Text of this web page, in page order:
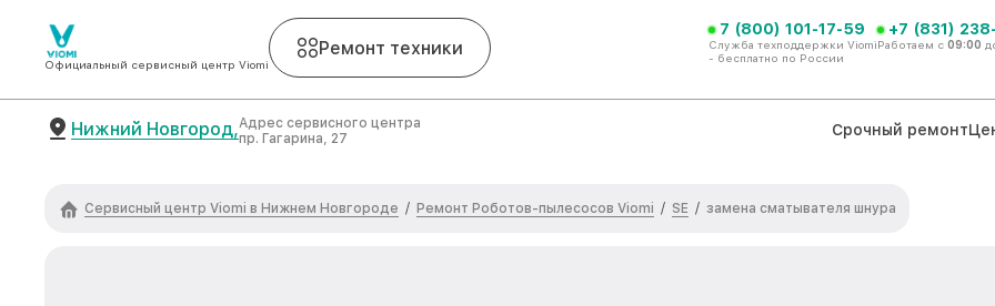
Официальный сервисный центр Viomi
Ремонт техники
7 (800) 101-17-59
Служба техподдержки Viomi
- бесплатно по России
+7 (831)
Работаем с 09:00
Нижний Новгород,Адрес сервисного центра
пр. Гагарина, 27
Срочный ремонт
Сервисный центр Viomi в Нижнем Новгороде / Ремонт Роботов-пылесосов Viomi / SE / замена сматывателя шнура